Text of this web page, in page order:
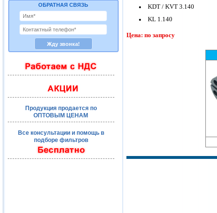
ОБРАТНАЯ СВЯЗЬ
Продукция продается по
ОПТОВЫМ ЦЕНАМ
Все консультации и помощь в
подборе фильтров
KDT / KVT 3.140
KL 1.140
Цена: по запросу